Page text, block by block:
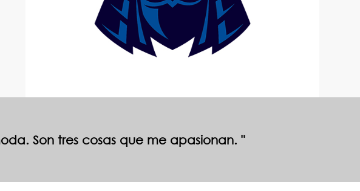
Son tres cosas que me apasionan.